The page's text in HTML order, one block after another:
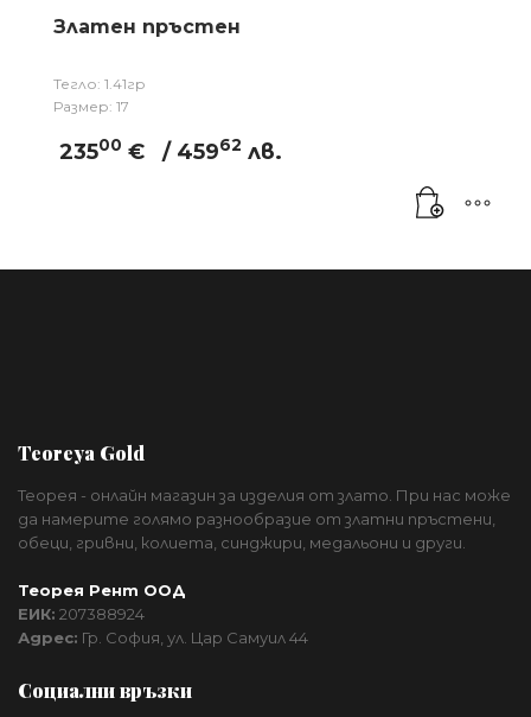
Златен пръстен
Тегло: 1.41гр
Размер: 17
23500 € / 45962 лв.
Teoreya Gold
Теорея - онлайн магазин за изделия от злато. При нас може
да намерите голямо разнообразие от златни пръстени,
обеци, гривни, колиета, синджири, медальони и други.
Теорея Рент ООД
ЕИК: 207388924
Адрес: Гр. София, ул. Цар Самуил 44
Социални връзки